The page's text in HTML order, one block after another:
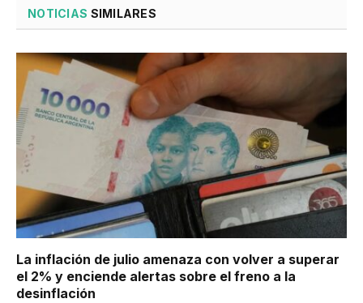
NOTICIAS SIMILARES
La inflación de julio amenaza con volver a superar
el 2% y enciende alertas sobre el freno a la
desinflación